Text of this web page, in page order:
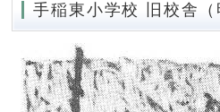
手稲東小学校 旧校舎